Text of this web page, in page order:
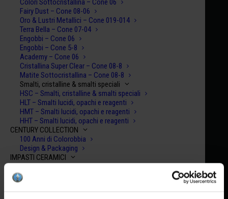
Colori Sottocristallina – Cone 06
Fairy Dust – Cone 08-06
Oro & Lustri Metallici – Cone 019-014
Terra Bella – Cone 07-04
Engobbi – Cone 06
Engobbi – Cone 5-8
Academy – Cone 06
Cristallina Super Clear – Cone 08-8
Matite Sottocristallina – Cone 08-8
Smalti, cristalline & smalti speciali
HSC – Smalti, cristalline & smalti speciali
HLT – Smalti lucidi, opachi e reagenti
HMT – Smalti lucidi, opachi e reagenti
HHT – Smalti lucidi, opachi e reagenti
CENTURY COLLECTION
100 Anni di Colorobbia
Design & Packaging
IMPASTI CERAMICI
Argille Rosse
Terraglie Bianche
Impasti Autoindurenti
Argille & Smalti Raku
Let's Talk
Accetto la privacy policy
Facebook|You Tube|Instagram